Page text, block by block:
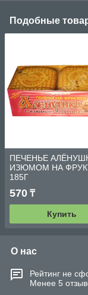
Подобные
ПЕЧЕНЬЕ
ИЗЮМОМ НА
185Г
570 ₸
Купить
О нас
Рейтинг не
Менее 5